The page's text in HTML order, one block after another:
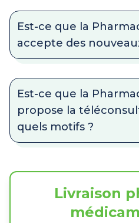
Est-ce que la
accepte des
Est-ce que la
propose la
quels motifs ?
Livraison